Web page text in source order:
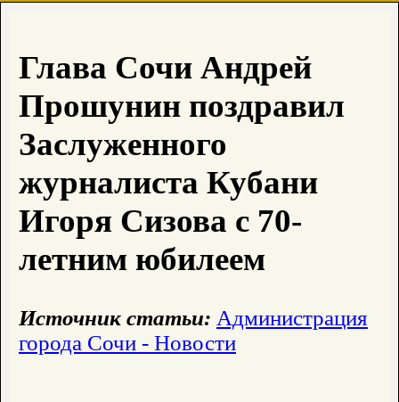
Глава Сочи Андрей
Прошунин поздравил
Заслуженного
журналиста Кубани
Игоря Сизова с 70-
летним юбилеем
Источник статьи: Администрация
города Сочи - Новости